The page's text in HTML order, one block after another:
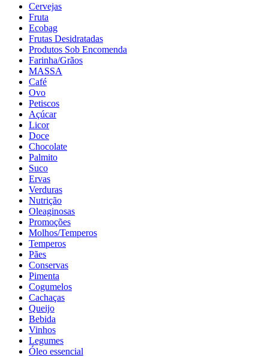
Cervejas
Fruta
Ecobag
Frutas Desidratadas
Produtos Sob Encomenda
Farinha/Grãos
MASSA
Café
Ovo
Petiscos
Açúcar
Licor
Doce
Chocolate
Palmito
Suco
Ervas
Verduras
Nutrição
Oleaginosas
Promoções
Molhos/Temperos
Temperos
Pães
Conservas
Pimenta
Cogumelos
Cachaças
Queijo
Bebida
Vinhos
Legumes
Óleo essencial